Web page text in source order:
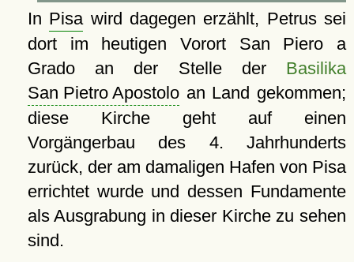
In Pisawird dagegen erzählt, Petrus sei
dort im heutigen Vorort San Piero a
Grado an der Stelle der Basilika
San Pietro Apostoloan Land gekommen;
diese Kirche geht auf einen
Vorgängerbau des 4. Jahrhunderts
zurück, der am damaligen Hafen von Pisa
errichtet wurde und dessen Fundamente
als Ausgrabung in dieser Kirche zu sehen
sind.